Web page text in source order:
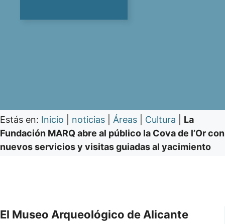
Estás en: Inicio noticias Áreas Cultura
La
Fundación MARQ abre al público la Cova de l’Or con
nuevos servicios y visitas guiadas al yacimiento
El Museo Arqueológico de Alicante